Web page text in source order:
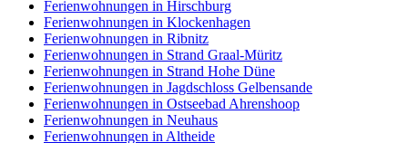
Ferienwohnungen in Hirschburg
Ferienwohnungen in Klockenhagen
Ferienwohnungen in Ribnitz
Ferienwohnungen in Strand Graal-Müritz
Ferienwohnungen in Strand Hohe Düne
Ferienwohnungen in Jagdschloss Gelbensande
Ferienwohnungen in Ostseebad Ahrenshoop
Ferienwohnungen in Neuhaus
Ferienwohnungen in Altheide